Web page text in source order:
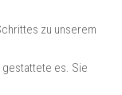
zu unserem
gestattete es. Sie